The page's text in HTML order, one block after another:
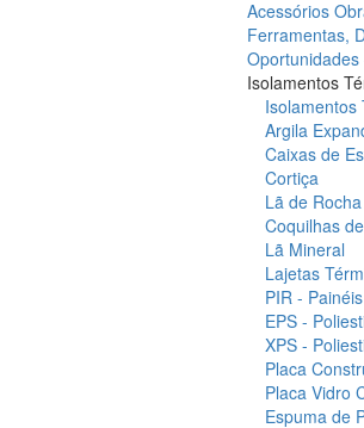
Acessórios
Ferramentas,
Isolamentos
Isolamentos
Argila
Caixas de
Cortiça
Lã de Rocha
Coquilhas
Lã Mineral
Lajetas
PIR -
EPS -
XPS -
Placa
Placa Vidro
Espuma de